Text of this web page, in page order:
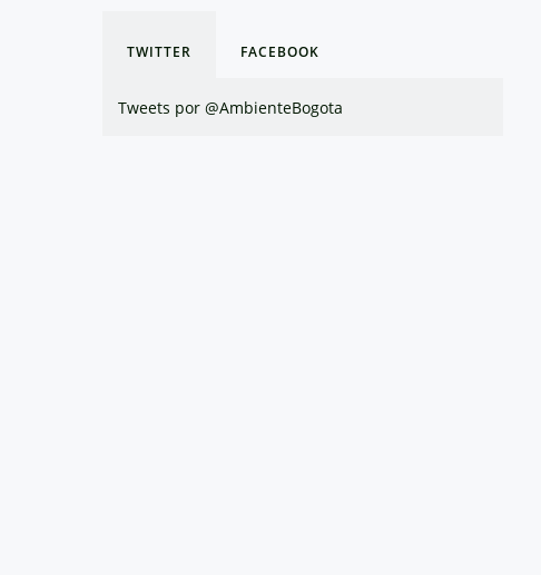
TWITTER FACEBOOK
Tweets por @AmbienteBogota